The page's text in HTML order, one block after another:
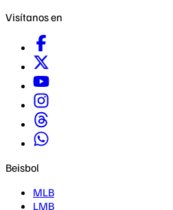
Visítanos en
Beisbol
MLB
LMB